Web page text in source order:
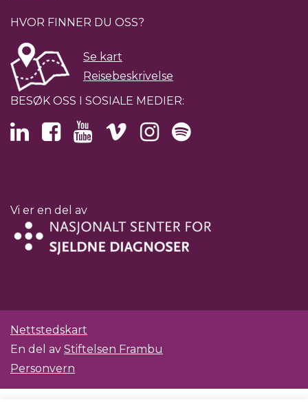
HVOR FINNER DU OSS?
Se kart
Reisebeskrivelse
BESØK OSS I SOSIALE MEDIER:
Vi er en del av
Nettstedskart
En del av Stiftelsen Frambu
Personvern